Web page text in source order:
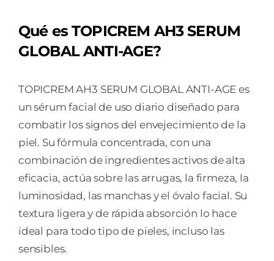
cantidad
Qué es TOPICREM AH3 SERUM
GLOBAL ANTI-AGE?
TOPICREM AH3 SERUM GLOBAL ANTI-AGE es
un sérum facial de uso diario diseñado para
combatir los signos del envejecimiento de la
piel. Su fórmula concentrada, con una
combinación de ingredientes activos de alta
eficacia, actúa sobre las arrugas, la firmeza, la
luminosidad, las manchas y el óvalo facial. Su
textura ligera y de rápida absorción lo hace
ideal para todo tipo de pieles, incluso las
sensibles.